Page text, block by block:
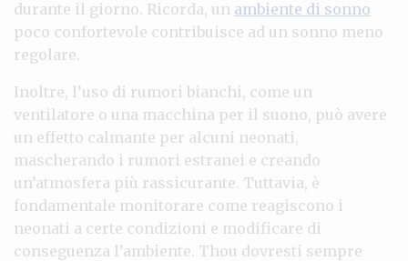
durante il giorno. Ricorda, un ambiente di sonno
poco confortevole contribuisce ad un sonno meno
regolare.
Inoltre, l’uso di rumori bianchi, come un
ventilatore o una macchina per il suono, può avere
un effetto calmante per alcuni neonati,
mascherando i rumori estranei e creando
un’atmosfera più rassicurante. Tuttavia, è
fondamentale monitorare come reagiscono i
neonati a certe condizioni e modificare di
conseguenza l’ambiente. Thou dovresti sempre